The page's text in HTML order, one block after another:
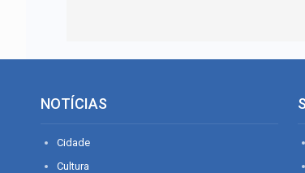
NOTÍCIAS
Cidade
Cultura